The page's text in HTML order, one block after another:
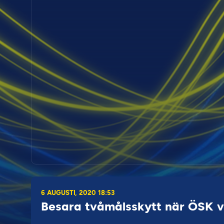
6 AUGUSTI, 2020 18:53
Besara tvåmålsskytt när ÖSK